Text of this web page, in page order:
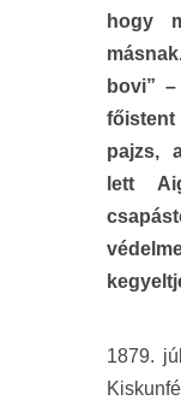
hogy
bovi”
pajzs,
lett
1879.